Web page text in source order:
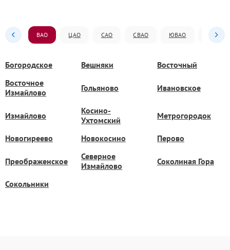
ВАО ЦАО САО СВАО ЮВАО ЮАО
Богородское Вешняки
Восточный
Восточное
Измайлово
Гольяново Ивановское
Измайлово
Косино-
Ухтомский
Метрогородок
Новогиреево Новокосино Перово
Преображенское
Северное
Измайлово
Соколиная Гора
Сокольники